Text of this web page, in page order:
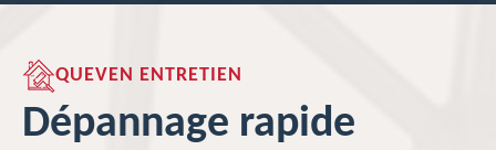
QUEVEN ENTRETIEN
Dépannage rapide